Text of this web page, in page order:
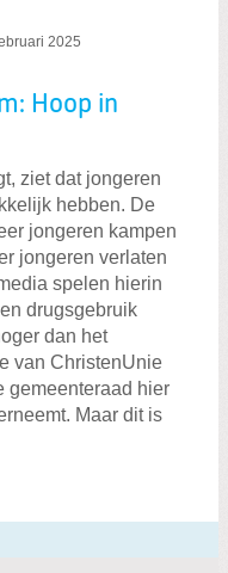
2025
Hoop in
ziet dat jongeren
hebben. De
jongeren kampen
jongeren verlaten
spelen hierin
drugsgebruik
dan het
van ChristenUnie
gemeenteraad hier
Maar dit is